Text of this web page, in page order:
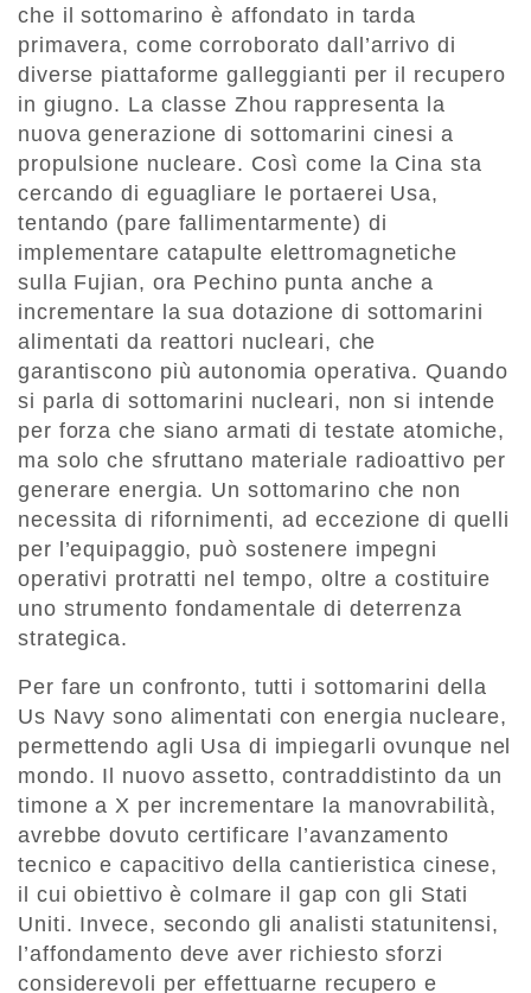
che il sottomarino è affondato in tarda
primavera, come corroborato dall’arrivo di
diverse piattaforme galleggianti per il recupero
in giugno. La classe Zhou rappresenta la
nuova generazione di sottomarini cinesi a
propulsione nucleare. Così come la Cina sta
cercando di eguagliare le portaerei Usa,
tentando (pare fallimentarmente) di
implementare catapulte elettromagnetiche
sulla Fujian, ora Pechino punta anche a
incrementare la sua dotazione di sottomarini
alimentati da reattori nucleari, che
garantiscono più autonomia operativa. Quando
si parla di sottomarini nucleari, non si intende
per forza che siano armati di testate atomiche,
ma solo che sfruttano materiale radioattivo per
generare energia. Un sottomarino che non
necessita di rifornimenti, ad eccezione di quelli
per l’equipaggio, può sostenere impegni
operativi protratti nel tempo, oltre a costituire
uno strumento fondamentale di deterrenza
strategica.
Per fare un confronto, tutti i sottomarini della
Us Navy sono alimentati con energia nucleare,
permettendo agli Usa di impiegarli ovunque nel
mondo. Il nuovo assetto, contraddistinto da un
timone a X per incrementare la manovrabilità,
avrebbe dovuto certificare l’avanzamento
tecnico e capacitivo della cantieristica cinese,
il cui obiettivo è colmare il gap con gli Stati
Uniti. Invece, secondo gli analisti statunitensi,
l’affondamento deve aver richiesto sforzi
considerevoli per effettuarne recupero e